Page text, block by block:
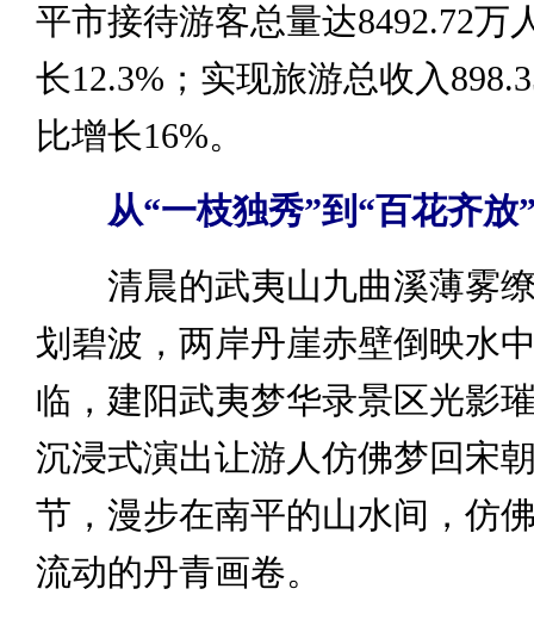
平市接待游客总量达8492.72万
长12.3%；实现旅游总收入
比增长16%。
从“一枝独秀”到“百花齐放
清晨的武夷山九曲溪薄雾缭
划碧波，两岸丹崖赤壁倒映水
临，建阳武夷梦华录景区光影
沉浸式演出让游人仿佛梦回
节，漫步在南平的山水间，仿
流动的丹青画卷。